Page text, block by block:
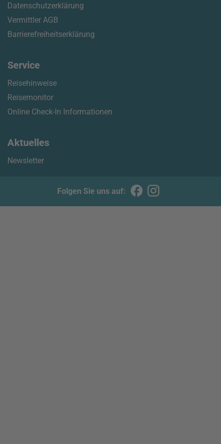
Datenschutzerklärung
Vermittler AGB
Barrierefreiheitserklärung
Service
Reisehinweise
Reisemonitor
Online Check-In Informationen
Aktuelles
Newsletter
Folgen Sie uns auf: